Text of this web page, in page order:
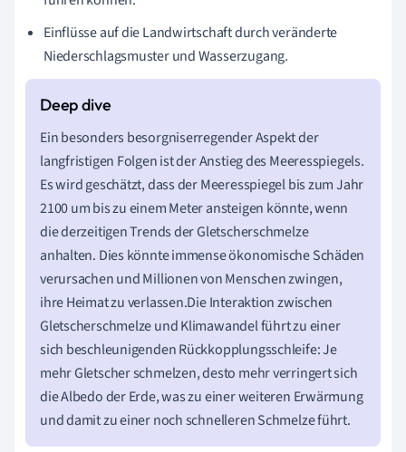
Einflüsse auf die Landwirtschaft durch veränderte
Niederschlagsmuster und Wasserzugang.
Ein besonders besorgniserregender Aspekt der
langfristigen Folgen ist der Anstieg des Meeresspiegels.
Es wird geschätzt, dass der Meeresspiegel bis zum Jahr
2100 um bis zu einem Meter ansteigen könnte, wenn
die derzeitigen Trends der Gletscherschmelze
anhalten. Dies könnte immense ökonomische Schäden
verursachen und Millionen von Menschen zwingen,
ihre Heimat zu verlassen.Die Interaktion zwischen
Gletscherschmelze und Klimawandel führt zu einer
sich beschleunigenden Rückkopplungsschleife: Je
mehr Gletscher schmelzen, desto mehr verringert sich
die Albedo der Erde, was zu einer weiteren Erwärmung
und damit zu einer noch schnelleren Schmelze führt.